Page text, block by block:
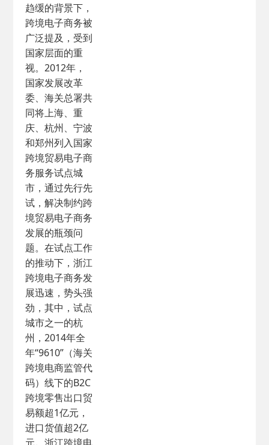
趋缓的背景下，
跨境电子商务被
广泛提及，受到
国家层面的重
视。2012年，
国家发展改革
委、海关总署共
同将上海、重
庆、杭州、宁波
和郑州列入国家
跨境贸易电子商
务服务试点城
市，通过先行先
试，解决制约跨
境贸易电子商务
发展的瓶颈问
题。在试点工作
的推动下，浙江
跨境电子商务发
展迅速，势头强
劲，其中，试点
城市之一的杭
州，2014年全
年“9610”（海关
跨境电商监管代
码）线下的B2C
跨境零售出口贸
易额超1亿元，
进口货值超2亿